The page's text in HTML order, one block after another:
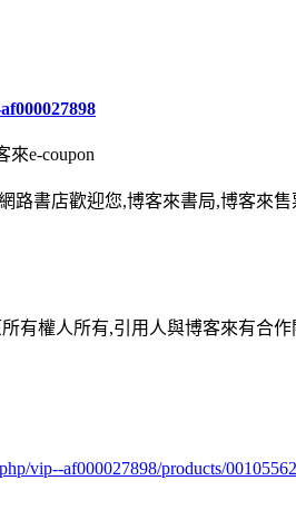
e-coupon
路書店歡迎您,博客來書局,博客來
有權人所有,引用人與博客來有合作
vip--af000027898/products/